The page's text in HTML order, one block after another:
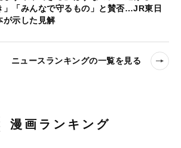
」「みんなで守るもの」と賛否…JR東日
が示した見解
ニュースランキングの一覧を見る
漫画ランキング